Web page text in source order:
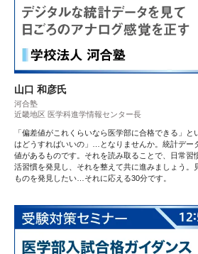
山口 和彦氏
河合塾
近畿地区 医学科進学情報センター長
「偏差値がこれくらいなら医学部に合格できる」
はどうすればいいの」…となりませんか。統計デー
値があるものです。それを読み取ることで、日常習
活習慣を発見し、それを整えて共に進みましょう。
ものを発見したい…それに応える30分です。